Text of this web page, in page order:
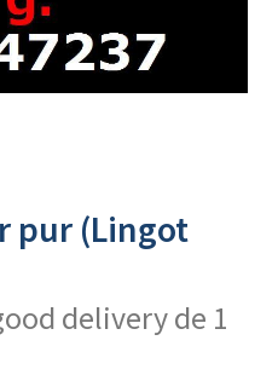
pur (Lingot
delivery de 1